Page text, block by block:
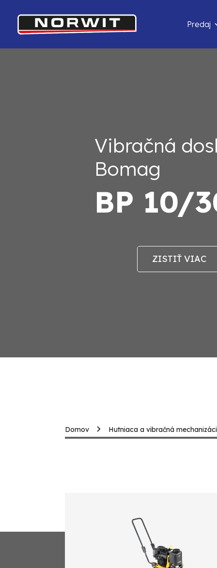
Predaj
Vibračná
Bomag
BP 10/
ZISTIŤ VIAC
Domov Hutniaca a vibračná